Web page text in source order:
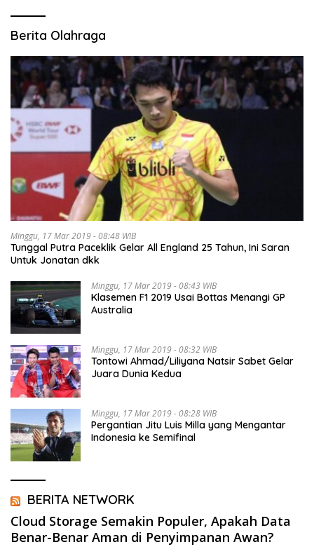
Berita Olahraga
Minggu, 17 Mar 2019 - 08:48 WIB
Tunggal Putra Paceklik Gelar All England 25 Tahun, Ini Saran
Untuk Jonatan dkk
Minggu, 17 Mar 2019 - 08:43 WIB
Klasemen F1 2019 Usai Bottas Menangi GP
Australia
Minggu, 17 Mar 2019 - 08:32 WIB
Tontowi Ahmad/Liliyana Natsir Sabet Gelar
Juara Dunia Kedua
Minggu, 17 Mar 2019 - 08:28 WIB
Pergantian Jitu Luis Milla yang Mengantar
Indonesia ke Semifinal
BERITA NETWORK
Cloud Storage Semakin Populer, Apakah Data
Benar-Benar Aman di Penyimpanan Awan?